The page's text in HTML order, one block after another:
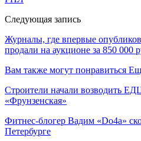
Следующая запись
Журналы, где впервые
продали на аукционе за 850 000
Вам также могут понравиться
Строители начали возводить
«Фрунзенская»
Фитнес-блогер Вадим «Do4a»
Петербурге